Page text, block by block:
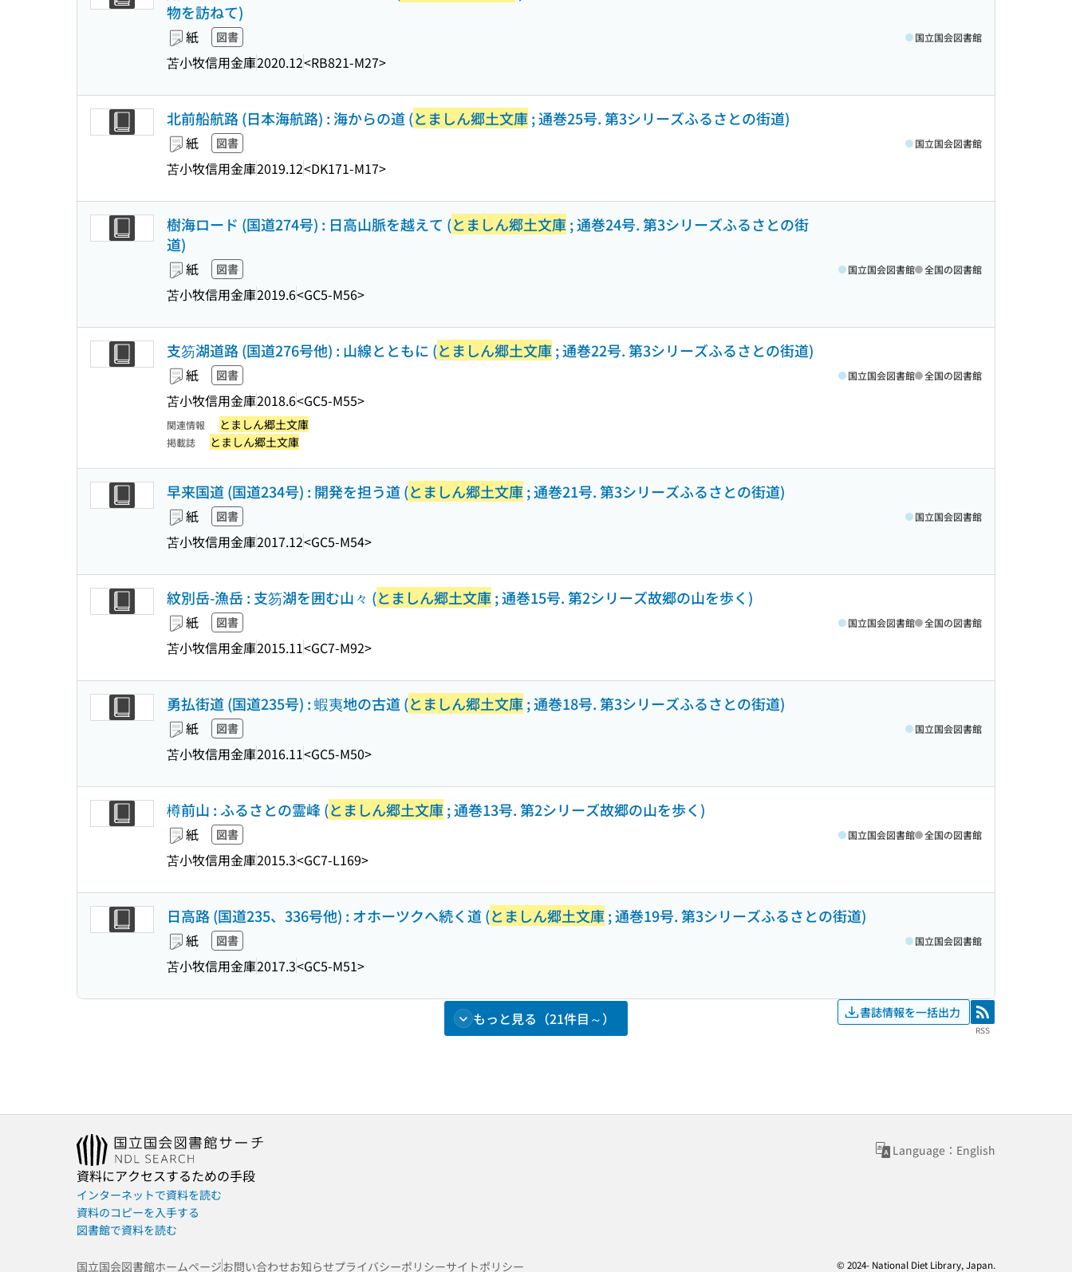
物を訪ねて)
紙 図書
苫小牧信用金庫2020.12<RB821-M27>
国立国会図書館
北前船航路 (日本海航路) : 海からの道 (とましん郷土文庫; 通巻25号. 第3シリーズふるさとの街道)
紙 図書
苫小牧信用金庫2019.12<DK171-M17>
国立国会図書館
樹海ロード (国道274号) : 日高山脈を越えて (とましん郷土文庫; 通巻24号. 第3シリーズふるさとの街
道)
紙 図書
苫小牧信用金庫2019.6<GC5-M56>
国立国会図書館 全国の図書館
支笏湖道路 (国道276号他) : 山線とともに (とましん郷土文庫; 通巻22号. 第3シリーズふるさとの街道)
紙 図書
苫小牧信用金庫2018.6<GC5-M55>
国立国会図書館 全国の図書館
関連情報 とましん郷土文庫
掲載誌 とましん郷土文庫
早来国道 (国道234号) : 開発を担う道 (とましん郷土文庫; 通巻21号. 第3シリーズふるさとの街道)
紙 図書
苫小牧信用金庫2017.12<GC5-M54>
国立国会図書館
紋別岳-漁岳 : 支笏湖を囲む山々 (とましん郷土文庫; 通巻15号. 第2シリーズ故郷の山を歩く)
紙 図書
苫小牧信用金庫2015.11<GC7-M92>
国立国会図書館 全国の図書館
勇払街道 (国道235号) : 蝦夷地の古道 (とましん郷土文庫; 通巻18号. 第3シリーズふるさとの街道)
紙 図書
苫小牧信用金庫2016.11<GC5-M50>
国立国会図書館
樽前山 : ふるさとの霊峰 (とましん郷土文庫; 通巻13号. 第2シリーズ故郷の山を歩く)
紙 図書
苫小牧信用金庫2015.3<GC7-L169>
国立国会図書館 全国の図書館
日高路 (国道235、336号他) : オホーツクへ続く道 (とましん郷土文庫; 通巻19号. 第3シリーズふるさとの街道)
紙 図書
苫小牧信用金庫2017.3<GC5-M51>
国立国会図書館
もっと見る（21件目～） 書誌情報を一括出力 RSS
RSS
Language：English
資料にアクセスするための手段
インターネットで資料を読む
資料のコピーを入手する
図書館で資料を読む
国立国会図書館ホームページお問い合わせお知らせプライバシーポリシーサイトポリシー © 2024- National Diet Library, Japan.